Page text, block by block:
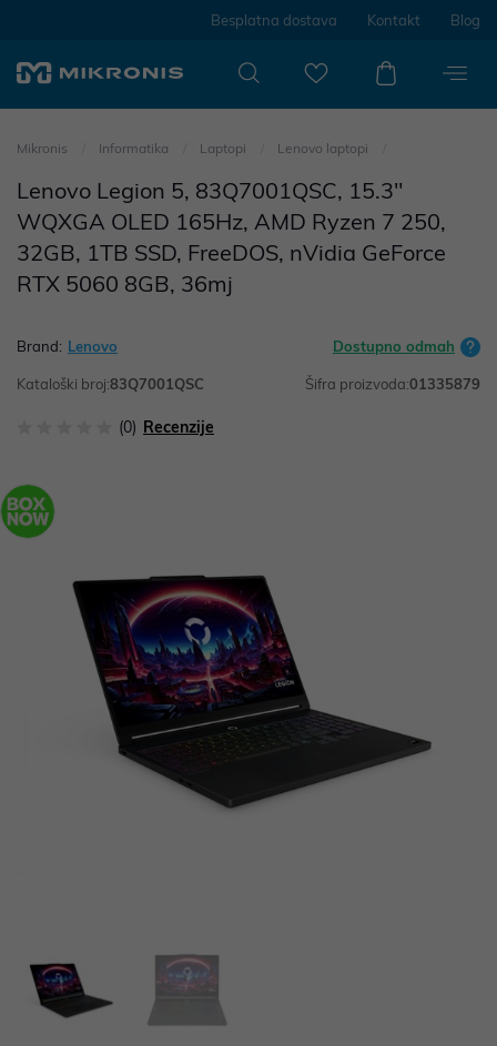
Besplatna dostava Kontakt Blog
Mikronis Informatika Laptopi Lenovo laptopi
Lenovo Legion 5, 83Q7001QSC, 15.3"
WQXGA OLED 165Hz, AMD Ryzen 7 250,
32GB, 1TB SSD, FreeDOS, nVidia GeForce
RTX 5060 8GB, 36mj
Brand: Lenovo Dostupno odmah
Kataloški broj:83Q7001QSC Šifra proizvoda:01335879
(0) Recenzije